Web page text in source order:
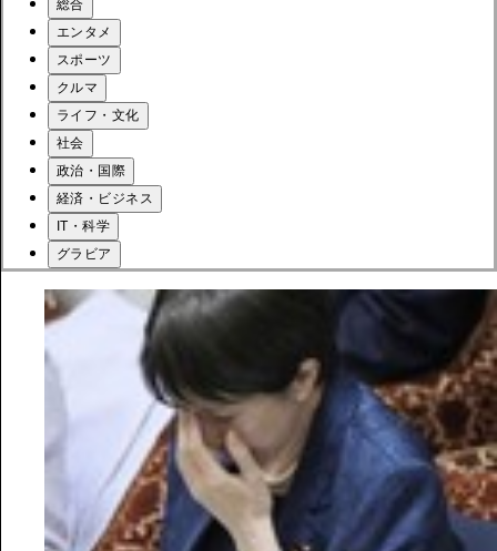
総合
エンタメ
スポーツ
クルマ
ライフ・文化
社会
政治・国際
経済・ビジネス
IT・科学
グラビア